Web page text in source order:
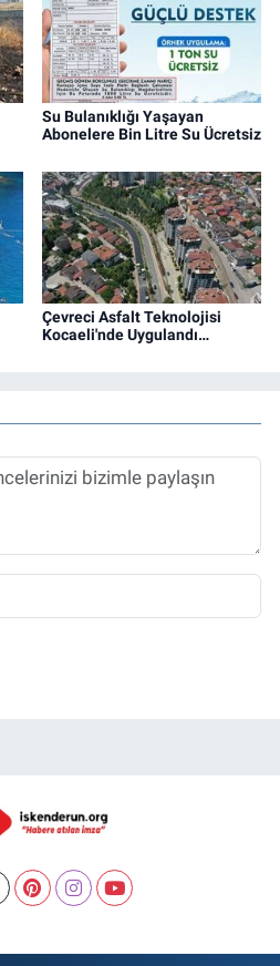
Su Bulanıklığı Yaşayan
Abonelere Bin Litre Su Ücretsiz
Çevreci Asfalt Teknolojisi
Kocaeli'nde Uygulandı…